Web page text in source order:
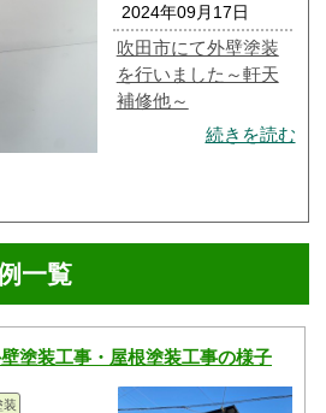
2024年09月17日
吹田市にて外壁塗装
を行いました～軒天
補修他～
続きを読む
一覧
塗装工事・屋根塗装工事の様子
装